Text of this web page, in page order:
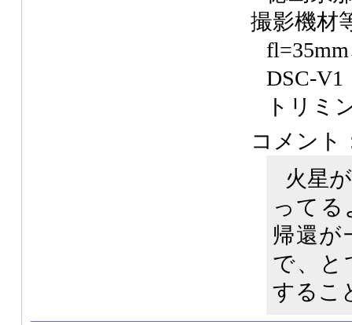
撮影機材
DSC-V1
トリミ
コメント
火星
ってる
帰還が
で、と
するこ